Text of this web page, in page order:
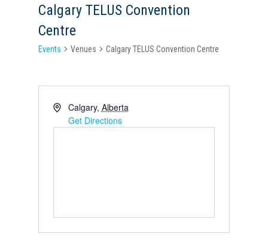
Calgary TELUS Convention
Centre
Events Venues Calgary TELUS Convention Centre
Calgary, Alberta
Get Directions